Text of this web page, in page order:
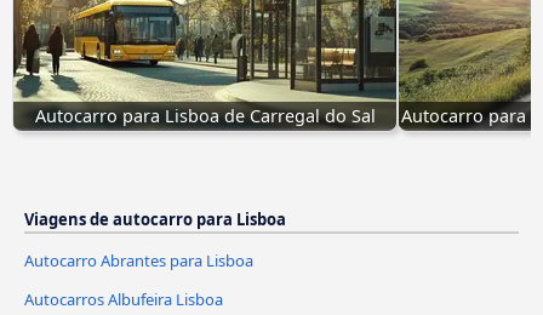
Autocarro para Lisboa de Carregal do Sal Autocarro para
Viagens de autocarro para Lisboa
Autocarro Abrantes para Lisboa
Autocarros Albufeira Lisboa